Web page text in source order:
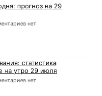
прогноз на 29
нет
статистика
на утро 29 июля
нет